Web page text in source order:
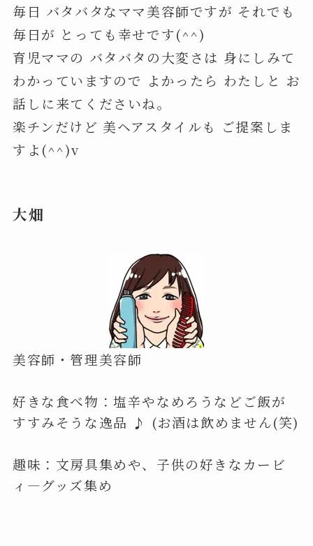
毎日 バタバタなママ美容師ですが それでも
毎日が とっても幸せです(^^)
育児ママの バタバタの大変さは 身にしみて
わかっていますので よかったら わたしと お
話しに来てくださいね。
楽チンだけど 美ヘアスタイルも ご提案しま
すよ(^^)v
大畑
美容師・管理美容師
好きな食べ物：塩辛やなめろうなどご飯が
すすみそうな逸品 ♪ (お酒は飲めません(笑)
趣味：文房具集めや、子供の好きなカービ
ィ―グッズ集め